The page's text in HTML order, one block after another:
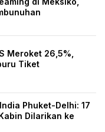
Meroket 26,5%,
Tiket
Phuket-Delhi: 17
Dilarikan ke